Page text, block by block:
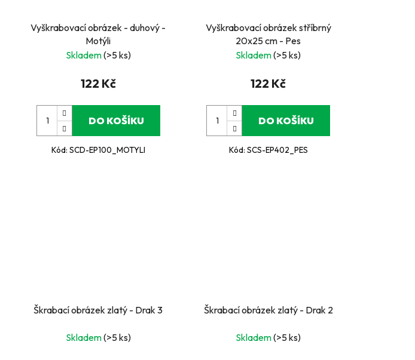
Vyškrabovací obrázek - duhový -
Motýli
Skladem(>5 ks)
122 Kč
DO KOŠÍKU
Kód: SCD-EP100_MOTYLI
Vyškrabovací obrázek stříbrný
20x25 cm - Pes
Skladem(>5 ks)
122 Kč
DO KOŠÍKU
Kód: SCS-EP402_PES
Škrabací obrázek zlatý - Drak 3
Skladem(>5 ks)
Škrabací obrázek zlatý - Drak 2
Skladem(>5 ks)